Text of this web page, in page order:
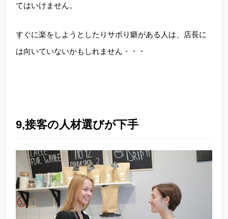
てはいけません。
すぐに楽をしようとしたりサボり癖がある人は、店長に
は向いていないかもしれません・・・
9,接客の人材選びが下手